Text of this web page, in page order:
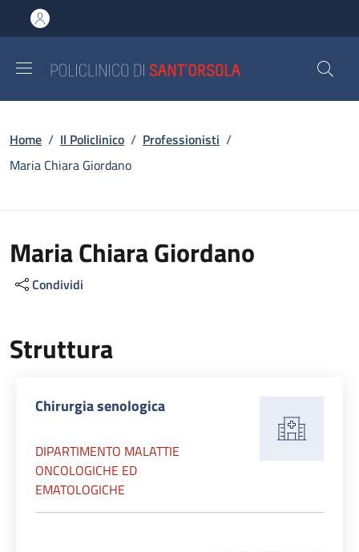
al contenuto principale
to footer content
Briciole di pane
Home / Il Policlinico / Professionisti /
Maria Chiara Giordano
Maria Chiara Giordano
Condividi
Struttura
Chirurgia senologica
DIPARTIMENTO MALATTIE
ONCOLOGICHE ED
EMATOLOGICHE